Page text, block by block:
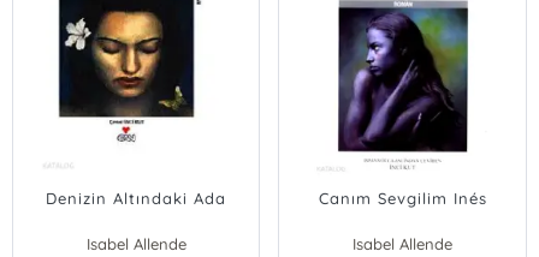
Denizin Altındaki Ada
Isabel Allende
Canım Sevgilim Inés
Isabel Allende